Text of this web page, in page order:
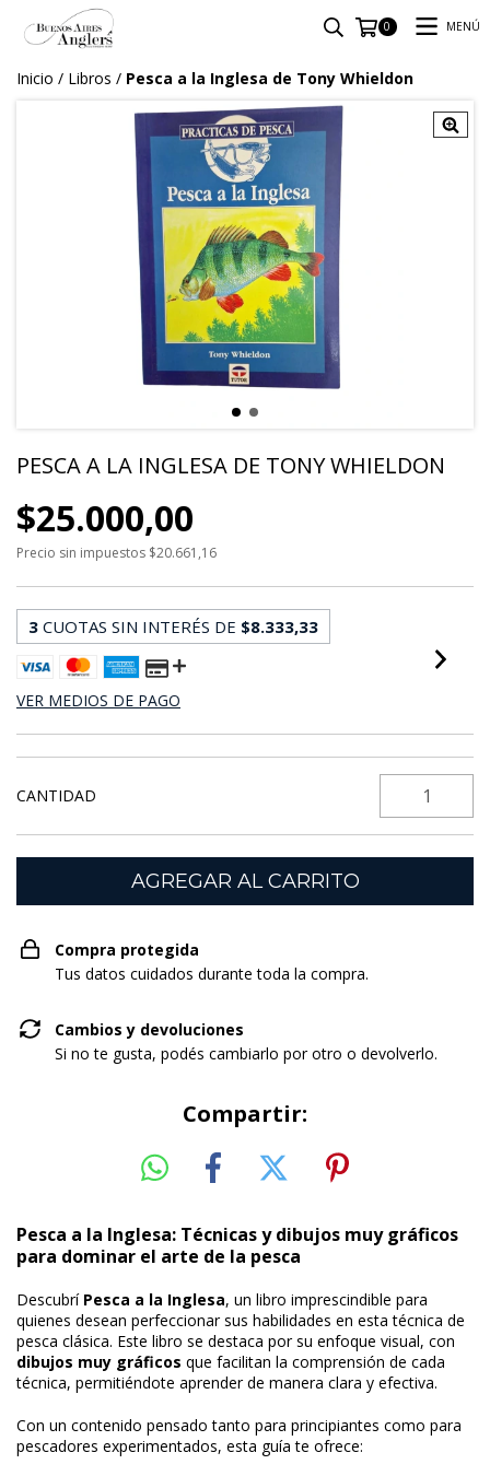
0 MENÚ
Inicio / Libros / Pesca a la Inglesa de Tony Whieldon
PESCA A LA INGLESA DE TONY WHIELDON
$25.000,00
Precio sin impuestos $20.661,16
3 CUOTAS SIN INTERÉS DE $8.333,33
VER MEDIOS DE PAGO
CANTIDAD
Compra protegida
Tus datos cuidados durante toda la compra.
Cambios y devoluciones
Si no te gusta, podés cambiarlo por otro o devolverlo.
Compartir:
Pesca a la Inglesa: Técnicas y dibujos muy gráficos
para dominar el arte de la pesca
Descubrí Pesca a la Inglesa, un libro imprescindible para
quienes desean perfeccionar sus habilidades en esta técnica de
pesca clásica. Este libro se destaca por su enfoque visual, con
dibujos muy gráficos que facilitan la comprensión de cada
técnica, permitiéndote aprender de manera clara y efectiva.
Con un contenido pensado tanto para principiantes como para
pescadores experimentados, esta guía te ofrece: